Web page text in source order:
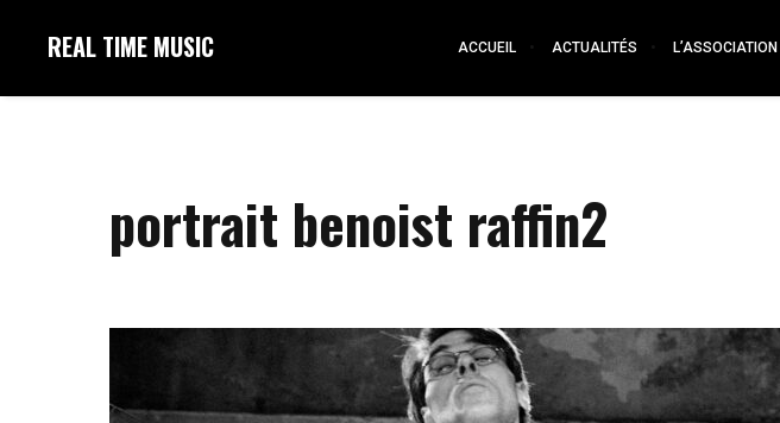
REAL TIME MUSIC ACCUEIL ACTUALITÉS L’ASSOCIATION
portrait benoist raffin2